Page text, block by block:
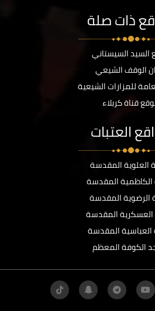
ذات صلة
السيد السيستاني
الوقف الشيعي
للمزارات الشيعية
قناة كربلاء
العتبات
العلوية المقدسة
الكاظمية المقدسة
الرضوية المقدسة
العسكرية المقدسة
العباسية المقدسة
الكوفة المعظم